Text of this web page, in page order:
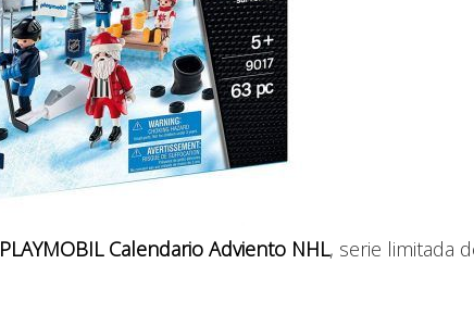
PLAYMOBIL Calendario Adviento NHL, serie limitada